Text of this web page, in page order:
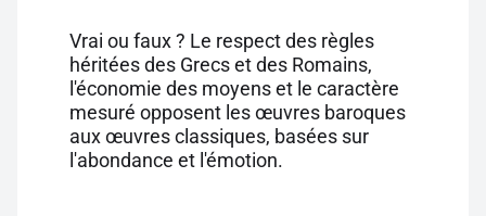
Vrai ou faux ? Le respect des règles
héritées des Grecs et des Romains,
l'économie des moyens et le caractère
mesuré opposent les œuvres baroques
aux œuvres classiques, basées sur
l'abondance et l'émotion.